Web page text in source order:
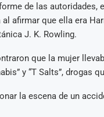
de las
afirmar que ella era
J. K. Rowling.
que la mujer
y “T Salts”, drogas
la escena de un